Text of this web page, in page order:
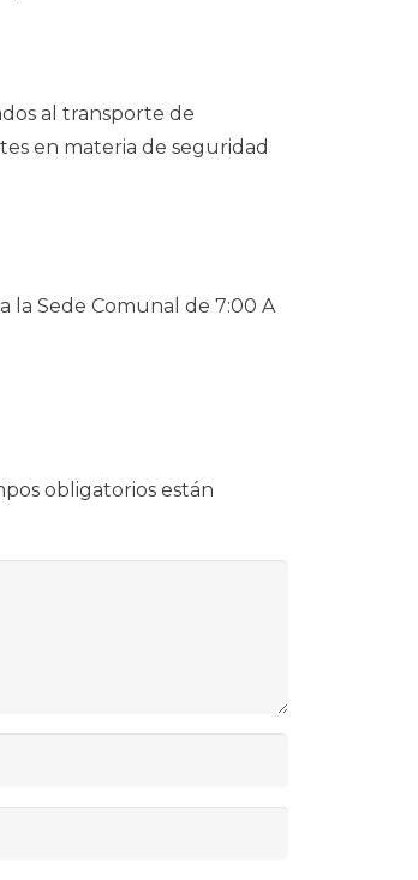
al transporte de
en materia de seguridad
la Sede Comunal de 7:00 A
obligatorios están